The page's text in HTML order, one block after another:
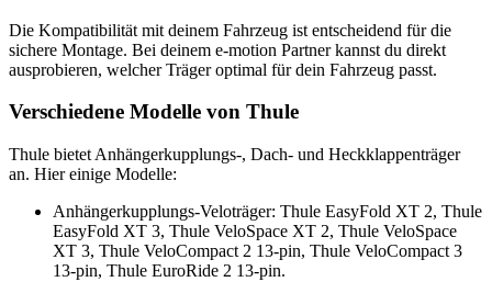
Die Kompatibilität mit deinem Fahrzeug ist entscheidend für die
sichere Montage. Bei deinem e-motion Partner kannst du direkt
ausprobieren, welcher Träger optimal für dein Fahrzeug passt.
Verschiedene Modelle von Thule
Thule bietet Anhängerkupplungs-, Dach- und Heckklappenträger
an. Hier einige Modelle:
Anhängerkupplungs-Veloträger: Thule EasyFold XT 2, Thule
EasyFold XT 3, Thule VeloSpace XT 2, Thule VeloSpace
XT 3, Thule VeloCompact 2 13-pin, Thule VeloCompact 3
13-pin, Thule EuroRide 2 13-pin.